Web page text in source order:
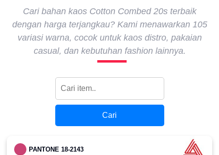
Cari bahan kaos Cotton Combed 20s terbaik
dengan harga terjangkau? Kami menawarkan 105
variasi warna, cocok untuk kaos distro, pakaian
casual, dan kebutuhan fashion lainnya.
Cari
PANTONE 18-2143